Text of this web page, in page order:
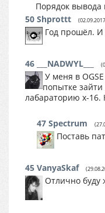
Порядок вывода
50 Shprottt
Год прошёл. И
46 ___NADWYL___
У меня в
попытке
лабараторию х-16.
47 Spectrum
Поставь
45 VanyaSkaf
Отлично буду